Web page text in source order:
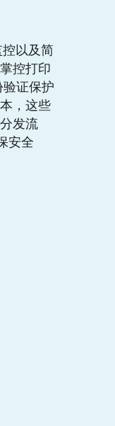
以及简
控打印
证保护
，这些
发流
安全